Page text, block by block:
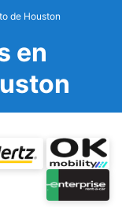
de Houston
en